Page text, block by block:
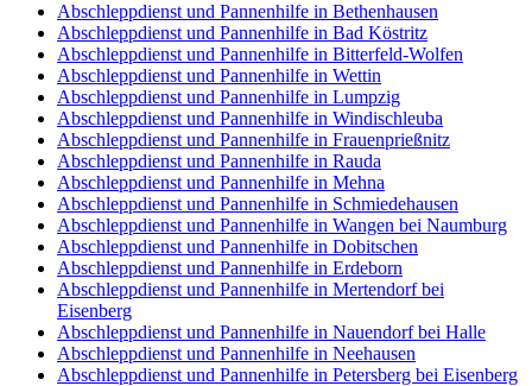
Abschleppdienst und Pannenhilfe in Bethenhausen
Abschleppdienst und Pannenhilfe in Bad Köstritz
Abschleppdienst und Pannenhilfe in Bitterfeld-Wolfen
Abschleppdienst und Pannenhilfe in Wettin
Abschleppdienst und Pannenhilfe in Lumpzig
Abschleppdienst und Pannenhilfe in Windischleuba
Abschleppdienst und Pannenhilfe in Frauenprießnitz
Abschleppdienst und Pannenhilfe in Rauda
Abschleppdienst und Pannenhilfe in Mehna
Abschleppdienst und Pannenhilfe in Schmiedehausen
Abschleppdienst und Pannenhilfe in Wangen bei Naumburg
Abschleppdienst und Pannenhilfe in Dobitschen
Abschleppdienst und Pannenhilfe in Erdeborn
Abschleppdienst und Pannenhilfe in Mertendorf bei
Eisenberg
Abschleppdienst und Pannenhilfe in Nauendorf bei Halle
Abschleppdienst und Pannenhilfe in Neehausen
Abschleppdienst und Pannenhilfe in Petersberg bei Eisenberg